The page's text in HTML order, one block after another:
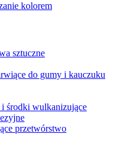
kolorem
sztuczne
do gumy i kauczuku
i środki wulkanizujące
przetwórstwo